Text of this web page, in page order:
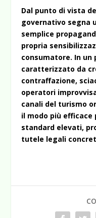
Dal punto di vista
governativo segna
semplice
propria
consumatore. In
caratterizzato da
contraffazione,
operatori
canali del turismo
il modo più
standard elevati,
tutele legali